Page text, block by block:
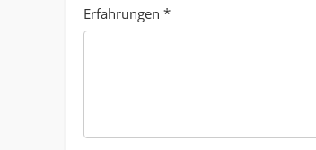
Erfahrungen *